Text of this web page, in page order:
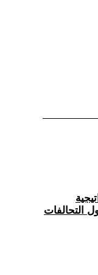
التحالفات